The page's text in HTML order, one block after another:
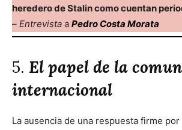
heredero de Stalin como cuentan
– Entrevista a Pedro Costa Morata
5. El papel de la
internacional
La ausencia de una respuesta firme